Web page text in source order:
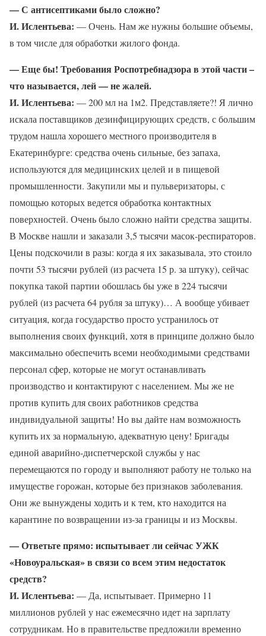
— С антисептиками было сложно?
И. Ислентьева: — Очень. Нам же нужны большие объемы,
в том числе для обработки жилого фонда.
— Еще бы! Требования Роспотребнадзора в этой части –
что называется, лей — не жалей.
И. Ислентьева: — 200 мл на 1м2. Представляете?! Я лично
искала поставщиков дезинфицирующих средств, с большим
трудом нашла хорошего местного производителя в
Екатеринбурге: средства очень сильные, без запаха,
используются для медицинских целей и в пищевой
промышленности. Закупили мы и пульверизаторы, с
помощью которых ведется обработка контактных
поверхностей. Очень было сложно найти средства защиты.
В Москве нашли и заказали 3,5 тысячи масок-респираторов.
Цены подскочили в разы: когда я их заказывала, это стоило
почти 53 тысячи рублей (из расчета 15 р. за штуку), сейчас
покупка такой партии обошлась бы уже в 224 тысячи
рублей (из расчета 64 рубля за штуку)… А вообще убивает
ситуация, когда государство просто устранилось от
выполнения своих функций, хотя в принципе должно было
максимально обеспечить всеми необходимыми средствами
персонал сфер, которые не могут останавливать
производство и контактируют с населением. Мы же не
против купить для своих работников средства
индивидуальной защиты! Но вы дайте нам возможность
купить их за нормальную, адекватную цену! Бригады
единой аварийно-диспетчерской службы у нас
перемещаются по городу и выполняют работу не только на
имуществе горожан, которые без признаков заболевания.
Они же вынуждены ходить и к тем, кто находится на
карантине по возвращении из-за границы и из Москвы.
— Ответьте прямо: испытывает ли сейчас УЖК
«Новоуральская» в связи со всем этим недостаток
средств?
И. Ислентьева: — Да, испытывает. Примерно 11
миллионов рублей у нас ежемесячно идет на зарплату
сотрудникам. Но в правительстве предложили временно